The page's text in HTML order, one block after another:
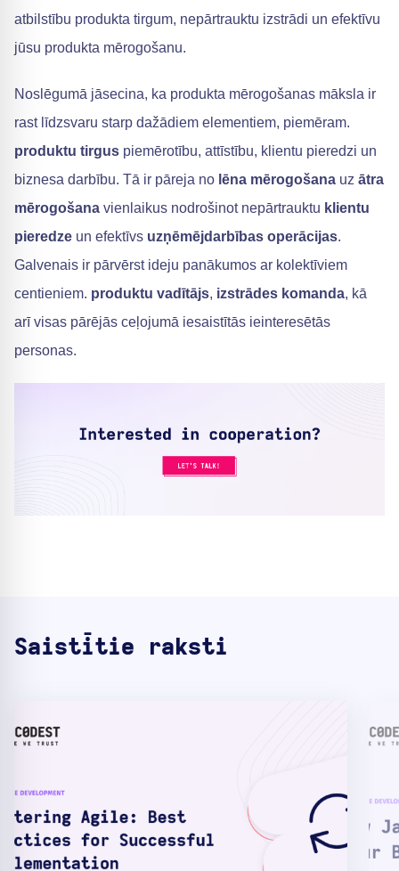
atbilstību produkta tirgum, nepārtrauktu izstrādi un efektīvu
jūsu produkta mērogošanu.
Noslēgumā jāsecina, ka produkta mērogošanas māksla ir
rast līdzsvaru starp dažādiem elementiem, piemēram.
produktu tirgus piemērotību, attīstību, klientu pieredzi un
biznesa darbību. Tā ir pāreja no lēna mērogošana uz ātra
mērogošana vienlaikus nodrošinot nepārtrauktu klientu
pieredze un efektīvs uzņēmējdarbības operācijas.
Galvenais ir pārvērst ideju panākumos ar kolektīviem
centieniem. produktu vadītājs, izstrādes komanda, kā
arī visas pārējās ceļojumā iesaistītās ieinteresētās
personas.
Saistītie raksti